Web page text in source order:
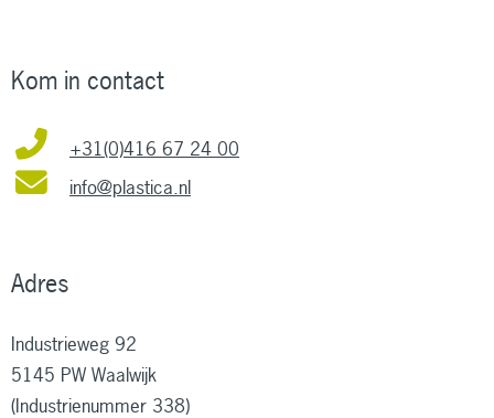
Kom in contact
+31(0)416 67 24 00
info@plastica.nl
Adres
Industrieweg 92
5145 PW Waalwijk
(Industrienummer 338)